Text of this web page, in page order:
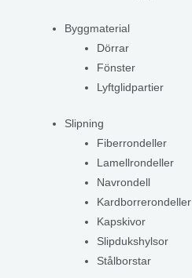
Byggmaterial
Dörrar
Fönster
Lyftglidpartier
Slipning
Fiberrondeller
Lamellrondeller
Navrondell
Kardborrerondeller
Kapskivor
Slipdukshylsor
Stålborstar